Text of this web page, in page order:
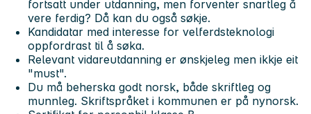
fortsatt under utdanning, men forventer snartleg å
vere ferdig? Då kan du også søkje.
Kandidatar med interesse for velferdsteknologi
oppfordrast til å søka.
Relevant vidareutdanning er ønskjeleg men ikkje eit
"must".
Du må beherska godt norsk, både skriftleg og
munnleg. Skriftspråket i kommunen er på nynorsk.